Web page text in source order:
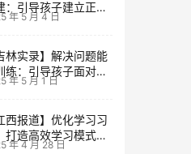
：引导孩子建立正向
关系
年 5 月 4 日
林实录】解决问题能
练：引导孩子面对主
战
年 5 月 1 日
西报道】优化学习习
打造高效学习模式的
技巧
年 4 月 28 日